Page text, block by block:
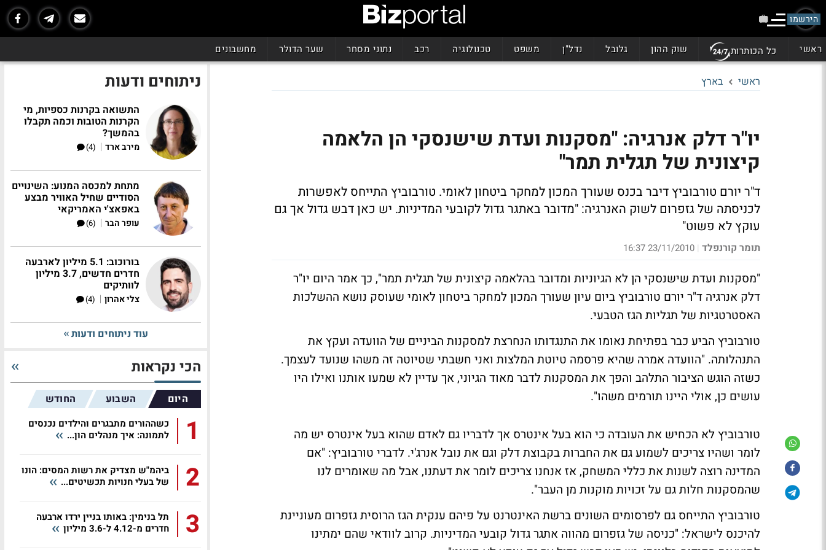
הירשמו
ראשי כל הכותרות שוק ההון גלובל נדל"ן משפט טכנולוגיה רכב נתוני מסחר שער הדולר מחשבונים
ראשי בארץ
יו"ר דלק אנרגיה: "מסקנות ועדת שישנסקי הן הלאמה
קיצונית של תגלית תמר"
ד"ר יורם טורבוביץ דיבר בכנס שעורך המכון למחקר ביטחון לאומי. טורבוביץ התייחס לאפשרות
לכניסתה של גזפרום לשוק האנרגיה: "מדובר באתגר גדול לקובעי המדיניות. יש כאן דבש גדול אך גם
עוקץ לא פשוט"
תומר קורנפלד |
23/11/2010 16:37
"מסקנות ועדת שישנסקי הן לא הגיוניות ומדובר בהלאמה קיצונית של תגלית תמר", כך אמר היום יו"ר
דלק אנרגיה ד"ר יורם טורבוביץ ביום עיון שעורך המכון למחקר ביטחון לאומי שעוסק נושא ההשלכות
האסטרטגיות של תגליות הגז הטבעי.
טורבוביץ הביע כבר בפתיחת נאומו את התנגדותו הנחרצת למסקנות הביניים של הוועדה ועקץ את
התנהלותה. "הוועדה אמרה שהיא פרסמה טיוטת המלצות ואני חשבתי שטיוטה זה משהו שנועד לעצמך.
כשזה הוגש הציבור התלהב והפך את המסקנות לדבר מאוד הגיוני, אך עדיין לא שמעו אותנו ואילו היו
עושים כן, אולי היינו תורמים משהו".
טורבוביץ לא הכחיש את העובדה כי הוא בעל אינטרס אך לדבריו גם לאדם שהוא בעל אינטרס יש מה
לומר ושהיו צריכים לשמוע גם את החברות בקבוצת דלק וגם את נובל אנרג'י. לדברי טורבוביץ: "אם
המדינה רוצה לשנות את כללי המשחק, אז אנחנו צריכים לומר את דעתנו, אבל מה שאומרים לנו
שהמסקנות חלות גם על זכויות מוקנות מן העבר".
טורבוביץ התייחס גם לפרסומים השונים ברשת האינטרנט על פיהם ענקית הגז הרוסית גזפרום מעוניינת
להיכנס לישראל: "כניסה של גזפרום מהווה אתגר גדול קובעי המדיניות. קרוב לוודאי שהם ימתינו
ניתוחים ודעות
התשואה בקרנות כספיות, מי
הקרנות הטובות וכמה תקבלו
בהמשך?
מירב ארד |
(4)
מתחת למכסה המנוע: השינויים
הסודיים שחיל האוויר מבצע
באפאצ'י האמריקאי
עופר הבר |
(6)
בורוכוב: 5.1 מיליון לארבעה
חדרים חדשים, 3.7 מיליון
לוותיקים
צלי אהרון |
(4)
עוד ניתוחים ודעות
הכי נקראות
היום השבוע החודש
1
כשההורים מתבגרים והילדים נכנסים
לתמונה: איך מנהלים הון...
2
ביהמ"ש מצדיק את רשות המסים: הונו
של בעלי חנויות תכשיטים...
3
תל בנימין: באותו בניין ירדו ארבעה
חדרים מ-4.12 ל-3.6 מיליון